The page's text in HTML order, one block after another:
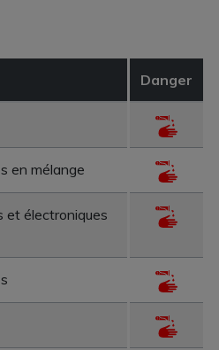
Danger
en mélange
et électroniques